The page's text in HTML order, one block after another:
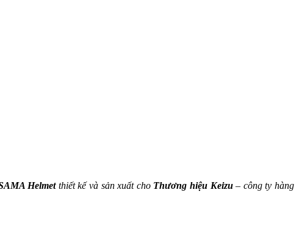
Helmetthiết kế và sản xuất cho Thương hiệu Keizu– công ty hàng